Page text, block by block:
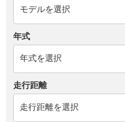
年式
走行距離